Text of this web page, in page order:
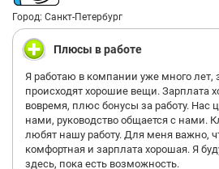
Город: Санкт-Петербург
Плюсы в работе
Я работаю в компании уже много лет,
происходят хорошие вещи. Зарплата
вовремя, плюс бонусы за работу. Нас
нами, руководство общается с нами.
любят нашу работу. Для меня важно,
комфортная и зарплата хорошая. Я
здесь, пока есть возможность.